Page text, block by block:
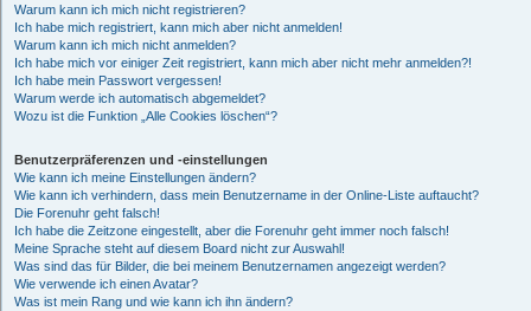
Warum kann ich mich nicht registrieren?
Ich habe mich registriert, kann mich aber nicht anmelden!
Warum kann ich mich nicht anmelden?
Ich habe mich vor einiger Zeit registriert, kann mich aber nicht mehr anmelden?!
Ich habe mein Passwort vergessen!
Warum werde ich automatisch abgemeldet?
Wozu ist die Funktion „Alle Cookies löschen“?
Benutzerpräferenzen und -einstellungen
Wie kann ich meine Einstellungen ändern?
Wie kann ich verhindern, dass mein Benutzername in der Online-Liste auftaucht?
Die Forenuhr geht falsch!
Ich habe die Zeitzone eingestellt, aber die Forenuhr geht immer noch falsch!
Meine Sprache steht auf diesem Board nicht zur Auswahl!
Was sind das für Bilder, die bei meinem Benutzernamen angezeigt werden?
Wie verwende ich einen Avatar?
Was ist mein Rang und wie kann ich ihn ändern?